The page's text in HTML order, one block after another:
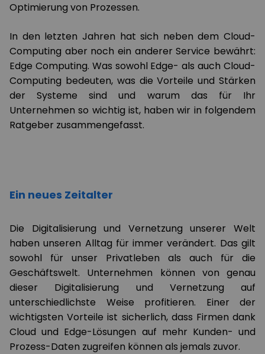
Optimierung von Prozessen.
In den letzten Jahren hat sich neben dem Cloud-
Computing aber noch ein anderer Service bewährt:
Edge Computing. Was sowohl Edge- als auch Cloud-
Computing bedeuten, was die Vorteile und Stärken
der Systeme sind und warum das für Ihr
Unternehmen so wichtig ist, haben wir in folgendem
Ratgeber zusammengefasst.
Ein neues Zeitalter
Die Digitalisierung und Vernetzung unserer Welt
haben unseren Alltag für immer verändert. Das gilt
sowohl für unser Privatleben als auch für die
Geschäftswelt. Unternehmen können von genau
dieser Digitalisierung und Vernetzung auf
unterschiedlichste Weise profitieren. Einer der
wichtigsten Vorteile ist sicherlich, dass Firmen dank
Cloud und Edge-Lösungen auf mehr Kunden- und
Prozess-Daten zugreifen können als jemals zuvor.